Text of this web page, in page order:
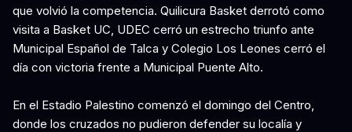
que volvió la competencia. Quilicura Basket derrotó como
visita a Basket UC, UDEC cerró un estrecho triunfo ante
Municipal Español de Talca y Colegio Los Leones cerró el
día con victoria frente a Municipal Puente Alto.
En el Estadio Palestino comenzó el domingo del Centro,
donde los cruzados no pudieron defender su localía y